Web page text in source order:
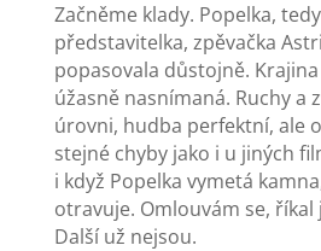
Začněme klady. Popelka,
představitelka, zpěvačka
popasovala důstojně.
úžasně nasnímaná. Ruchy a
úrovni, hudba perfektní, ale
stejné chyby jako i u jiných
i když Popelka vymetá
otravuje. Omlouvám se, říkal
Další už nejsou.